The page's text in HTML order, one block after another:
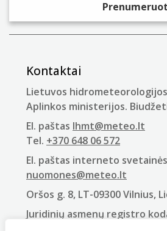
Kontaktai
Lietuvos
Aplinkos ministerijos.
El. paštas lhmt@meteo.lt
Tel. +370 648 06 572
El. paštas interneto
nuomones@meteo.lt
Oršos g. 8, LT-09300 Vilnius,
Juridinių asmenų registro